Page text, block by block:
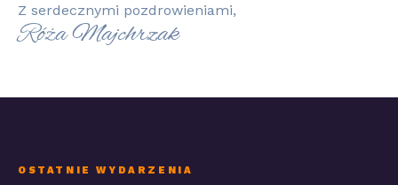
Z serdecznymi pozdrowieniami,
Róża Majchrzak
OSTATNIE WYDARZENIA